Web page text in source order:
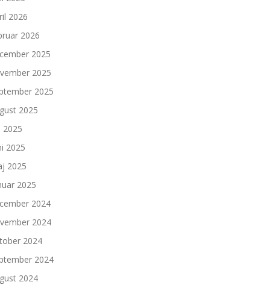
2026
2026
2025
2025
2025
2025
2025
2025
2025
2025
2024
2024
2024
2024
2024